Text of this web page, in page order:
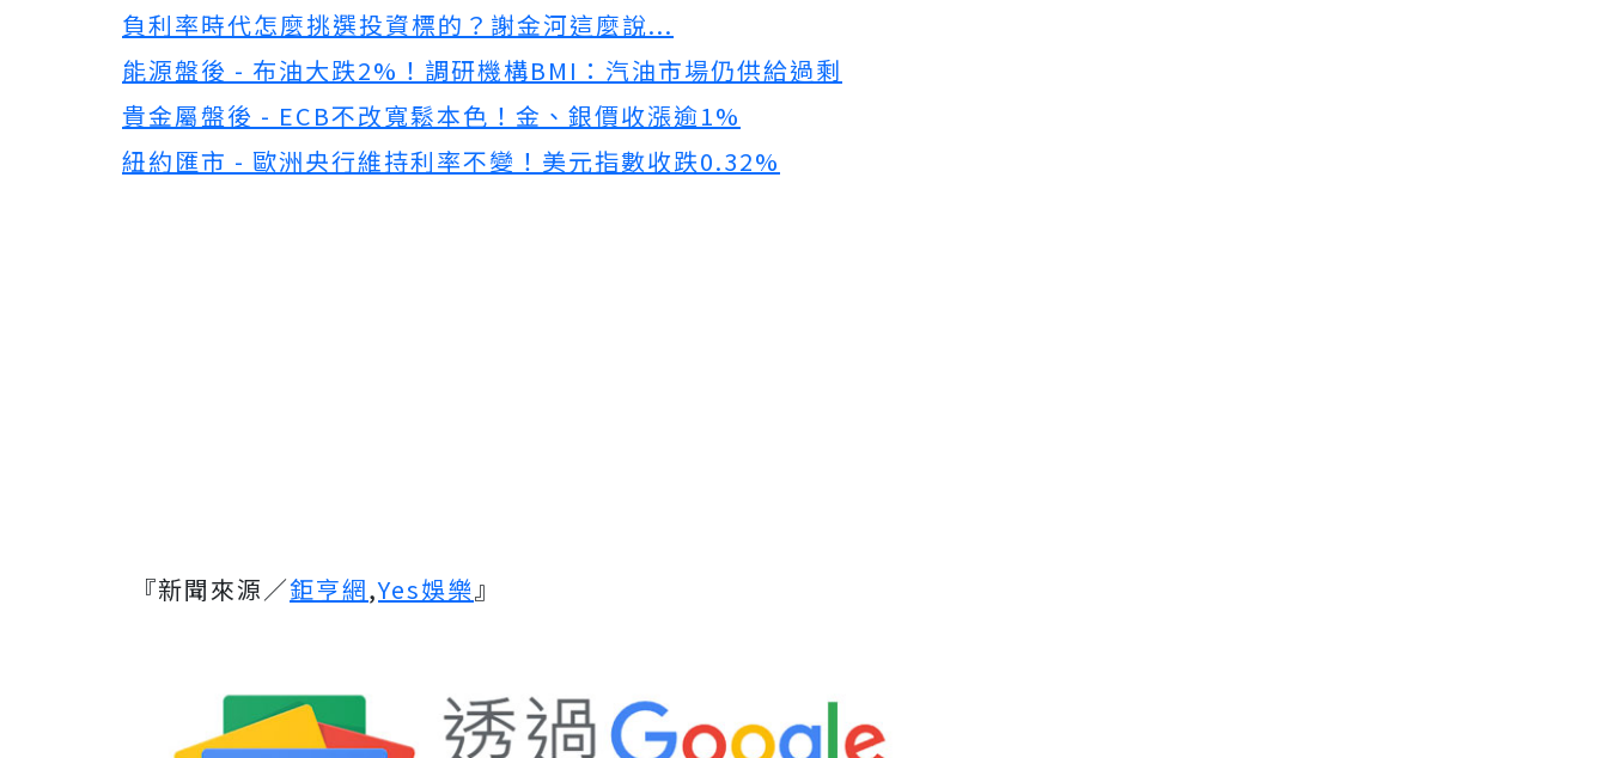
負利率時代怎麼挑選投資標的？謝金河這麼說...
能源盤後 - 布油大跌2%！調研機構BMI：汽油市場仍供給過剩
貴金屬盤後 - ECB不改寬鬆本色！金、銀價收漲逾1%
紐約匯市 - 歐洲央行維持利率不變！美元指數收跌0.32%
『新聞來源／鉅亨網,Yes娛樂』